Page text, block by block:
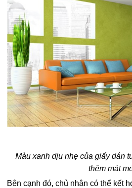
Màu xanh dịu nhẹ của giấy dán
thêm mát
Bên cạnh đó, chủ nhân có thể kết